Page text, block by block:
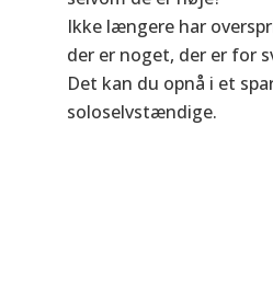
Ikke længere har
der er noget, der er for
Det kan du opnå i et
soloselvstændige.